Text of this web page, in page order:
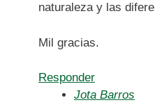
naturaleza y las
Mil gracias.
Responder
Jota Barros